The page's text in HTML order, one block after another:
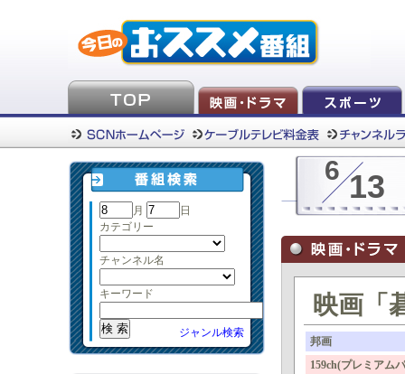
月
日
カテゴリー
チャンネル名
キーワード
ジャンル検索
6 13
映画「
邦画
159ch(プレミア